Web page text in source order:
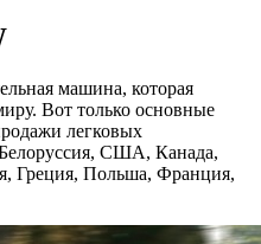
машина, которая
Вот только основные
легковых
США, Канада,
Греция, Польша, Франция,